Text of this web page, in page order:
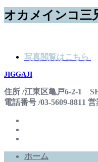
オカメインコ
写真閲覧はこちら
JIGGAJI
住所 /江東区亀戸6-2-1
電話番号 /03-5609-8811
ホーム